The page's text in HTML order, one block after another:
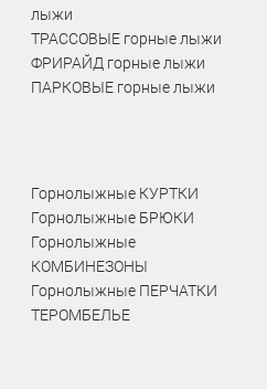
лыжи
ТРАССОВЫЕ горные лыжи
ФРИРАЙД горные лыжи
ПАРКОВЫЕ горные лыжи
Горнолыжные КУРТКИ
Горнолыжные БРЮКИ
Горнолыжные
КОМБИНЕЗОНЫ
Горнолыжные ПЕРЧАТКИ
ТЕРОМБЕЛЬЕ